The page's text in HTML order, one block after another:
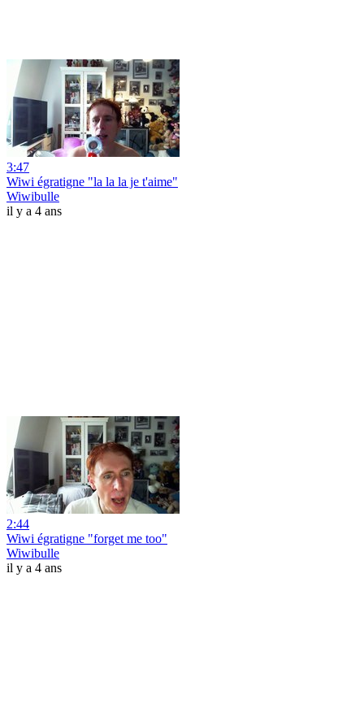
3:47
Wiwi égratigne "la la la je t'aime"
Wiwibulle
il y a 4 ans
2:44
Wiwi égratigne "forget me too"
Wiwibulle
il y a 4 ans